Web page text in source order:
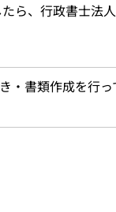
ら、行政書士法
書類作成を行